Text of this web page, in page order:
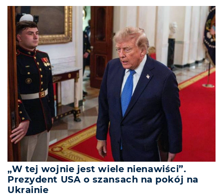
„W tej wojnie jest wiele nienawiści”.
Prezydent USA o szansach na pokój na
Ukrainie